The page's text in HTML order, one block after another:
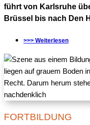
führt von Karlsruhe
Brüssel bis nach Den
>>> Weiterlesen
FORTBILDUNG